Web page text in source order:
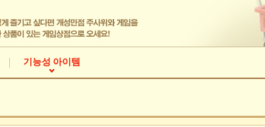
기능성 아이템